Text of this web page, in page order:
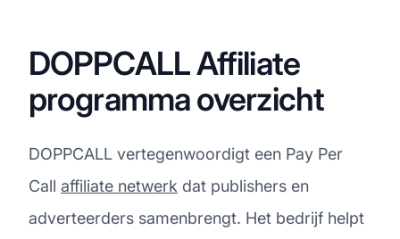
DOPPCALL Affiliate
programma overzicht
DOPPCALL vertegenwoordigt een Pay Per
Call affiliate netwerk dat publishers en
adverteerders samenbrengt. Het bedrijf helpt